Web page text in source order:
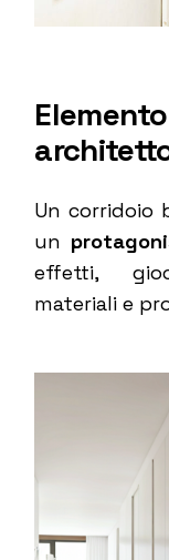
Un corridoio
un
effetti,
materiali e